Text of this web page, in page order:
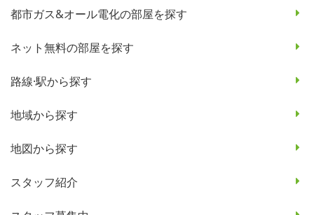
都市ガス&オール電化の部屋を探す
ネット無料の部屋を探す
路線·駅から探す
地域から探す
地図から探す
スタッフ紹介